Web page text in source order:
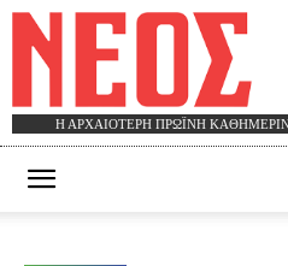
Η ΑΡΧΑΙΟΤΕΡΗ ΠΡΩΪΝΗ